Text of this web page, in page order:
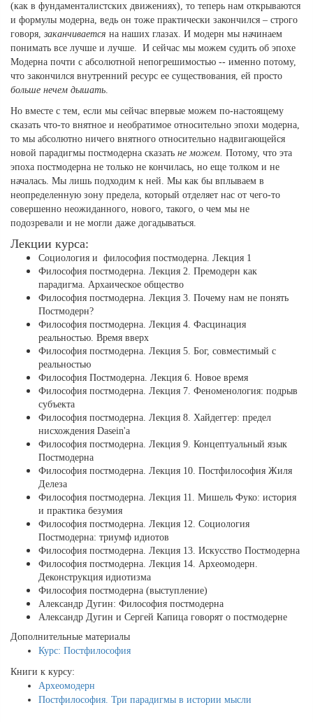
(как в фундаменталистских движениях), то теперь нам открываются
и формулы модерна, ведь он тоже практически закончился – строго
говоря, заканчивается на наших глазах. И модерн мы начинаем
понимать все лучше и лучше. И сейчас мы можем судить об эпохе
Модерна почти с абсолютной непогрешимостью -- именно потому,
что закончился внутренний ресурс ее существования, ей просто
больше нечем дышать.
Но вместе с тем, если мы сейчас впервые можем по-настоящему
сказать что-то внятное и необратимое относительно эпохи модерна,
то мы абсолютно ничего внятного относительно надвигающейся
новой парадигмы постмодерна сказать не можем. Потому, что эта
эпоха постмодерна не только не кончилась, но еще толком и не
началась. Мы лишь подходим к ней. Мы как бы вплываем в
неопределенную зону предела, который отделяет нас от чего-то
совершенно неожиданного, нового, такого, о чем мы не
подозревали и не могли даже догадываться.
Лекции курса:
Социология и философия постмодерна. Лекция 1
Философия постмодерна. Лекция 2. Премодерн как
парадигма. Архаическое общество
Философия постмодерна. Лекция 3. Почему нам не понять
Постмодерн?
Философия постмодерна. Лекция 4. Фасцинация
реальностью. Время вверх
Философия постмодерна. Лекция 5. Бог, совместимый с
реальностью
Философия Постмодерна. Лекция 6. Новое время
Философия постмодерна. Лекция 7. Феноменология: подрыв
субъекта
Философия постмодерна. Лекция 8. Хайдеггер: предел
нисхождения Dasein'а
Философия постмодерна. Лекция 9. Концептуальный язык
Постмодерна
Философия постмодерна. Лекция 10. Постфилософия Жиля
Делеза
Философия постмодерна. Лекция 11. Мишель Фуко: история
и практика безумия
Философия постмодерна. Лекция 12. Социология
Постмодерна: триумф идиотов
Философия постмодерна. Лекция 13. Искусство Постмодерна
Философия постмодерна. Лекция 14. Археомодерн.
Деконструкция идиотизма
Философия постмодерна (выступление)
Александр Дугин: Философия постмодерна
Александр Дугин и Сергей Капица говорят о постмодерне
Дополнительные материалы
Курс: Постфилософия
Книги к курсу:
Археомодерн
Постфилософия. Три парадигмы в истории мысли